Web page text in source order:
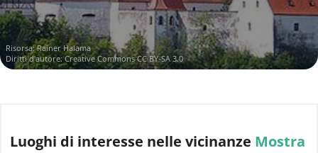
Risorsa:Rainer Halama
Diritti d'autore:Creative Commons CC BY-SA 3.0
Luoghi di interesse nelle vicinanze Mostra